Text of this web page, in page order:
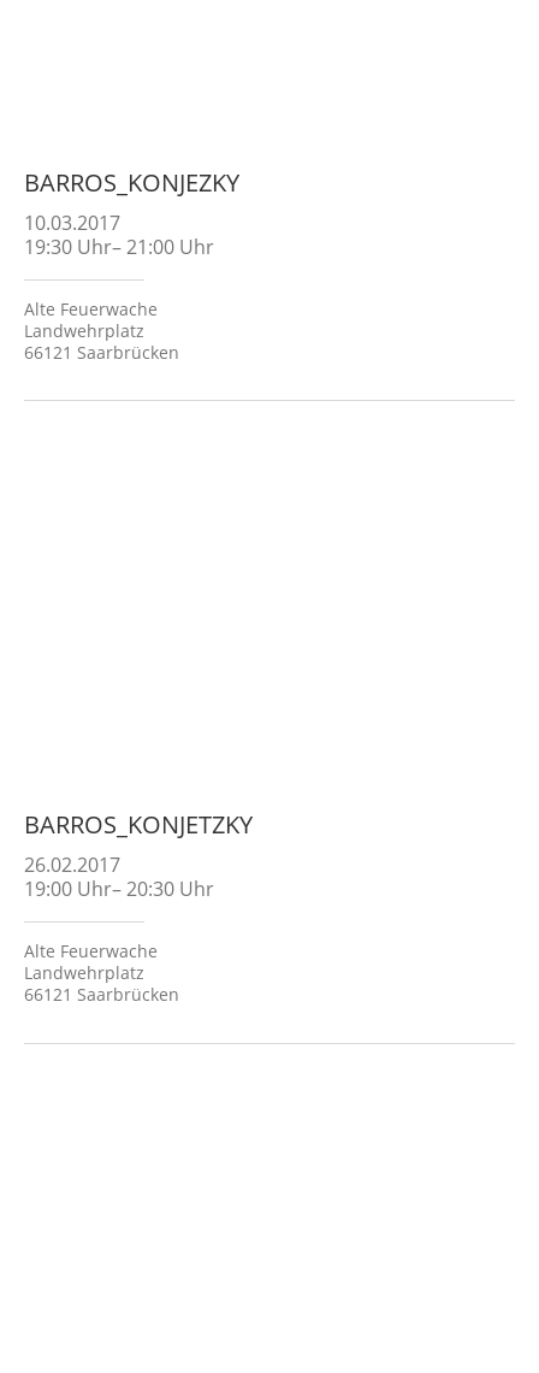
BARROS_KONJEZKY
10.03.2017
19:30 Uhr–21:00 Uhr
Alte Feuerwache
Landwehrplatz
66121 Saarbrücken
BARROS_KONJETZKY
26.02.2017
19:00 Uhr–20:30 Uhr
Alte Feuerwache
Landwehrplatz
66121 Saarbrücken